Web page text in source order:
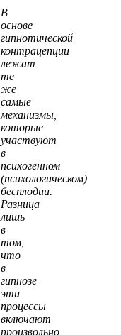
В
основе
гипнотической
контрацепции
лежат
те
же
самые
механизмы,
которые
участвуют
в
психогенном
(психологическом)
бесплодии.
Разница
лишь
в
том,
что
в
гипнозе
эти
процессы
включают
произвольно